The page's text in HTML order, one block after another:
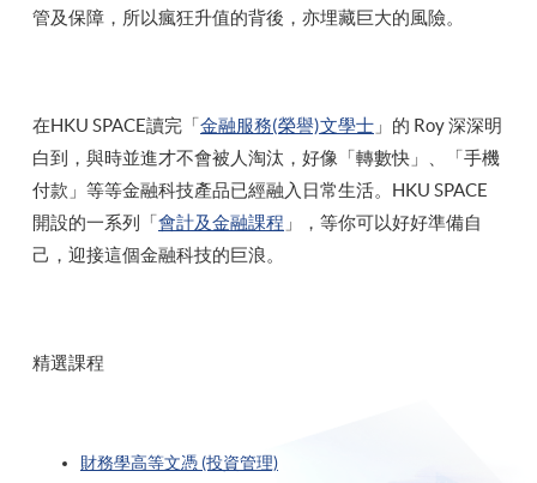
管及保障，所以瘋狂升值的背後，亦埋藏巨大的風險。
在HKU SPACE讀完「金融服務(榮譽)文學士 」的 Roy 深深明
白到，與時並進才不會被人淘汰，好像「轉數快」、「手機
付款」等等金融科技產品已經融入日常生活。HKU SPACE
開設的一系列「會計及金融課程 」，等你可以好好準備自
己，迎接這個金融科技的巨浪。
精選課程
財務學高等文憑 (投資管理)